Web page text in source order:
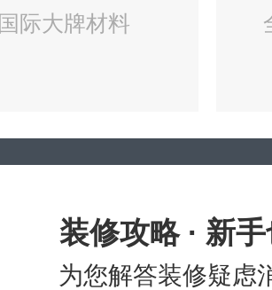
国际大牌材料
装修攻略 · 新
为您解答装修疑虑